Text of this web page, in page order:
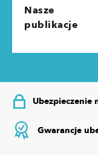
Nasze
publikacje
Ubezpieczenie
Gwarancje